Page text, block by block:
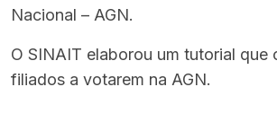
Nacional – AGN.
O SINAIT elaborou um tutorial que
filiados a votarem na AGN.